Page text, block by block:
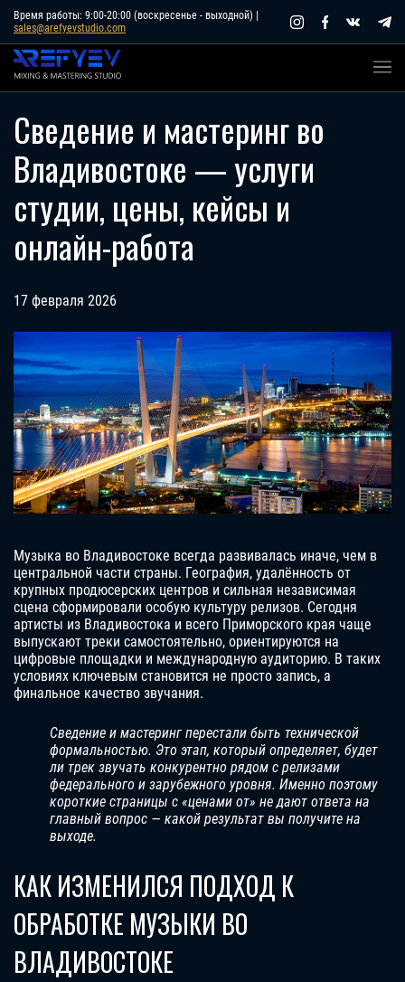
Skip
content
Время работы: 9:00-20:00 (воскресенье - выходной) |
sales@arefyevstudio.com
Сведение и мастеринг во
Владивостоке — услуги
студии, цены, кейсы и
онлайн-работа
17 февраля 2026
Музыка во Владивостоке всегда развивалась иначе, чем в
центральной части страны. География, удалённость от
крупных продюсерских центров и сильная независимая
сцена сформировали особую культуру релизов. Сегодня
артисты из Владивостока и всего Приморского края чаще
выпускают треки самостоятельно, ориентируются на
цифровые площадки и международную аудиторию. В таких
условиях ключевым становится не просто запись, а
финальное качество звучания.
Сведение и мастеринг перестали быть технической
формальностью. Это этап, который определяет, будет
ли трек звучать конкурентно рядом с релизами
федерального и зарубежного уровня. Именно поэтому
короткие страницы с «ценами от» не дают ответа на
главный вопрос — какой результат вы получите на
выходе.
КАК ИЗМЕНИЛСЯ ПОДХОД К
ОБРАБОТКЕ МУЗЫКИ ВО
ВЛАДИВОСТОКЕ